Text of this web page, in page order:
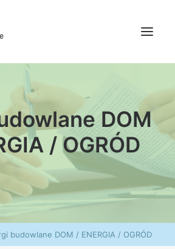
DOM
/ OGRÓD
budowlane DOM / ENERGIA / OGRÓD